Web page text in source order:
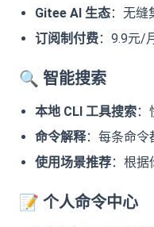
Gitee AI 生态：无缝
订阅制付费：9.9元/
🔍 智能搜索
本地 CLI 工具搜索：
命令解释：每条命令
使用场景推荐：根
📝 个人命令中心